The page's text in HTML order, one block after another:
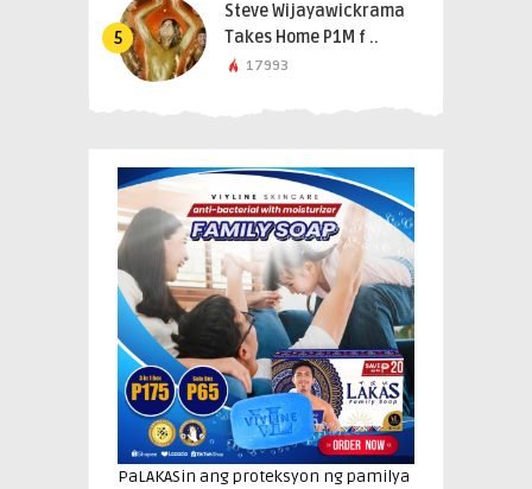
5
Steve Wijayawickrama
Takes Home P1M f ..
17993
PaLAKASin ang proteksyon ng pamilya